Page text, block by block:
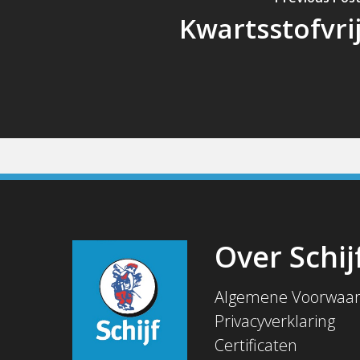
Kwartsstofvrij
Over
Algemene
Privacyverklaring
Certificaten